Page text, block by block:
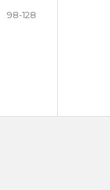
98-128